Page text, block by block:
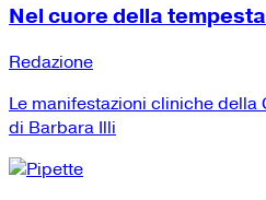
Nel cuore della tempesta
Redazione
Le manifestazioni cliniche della
di Barbara Illi